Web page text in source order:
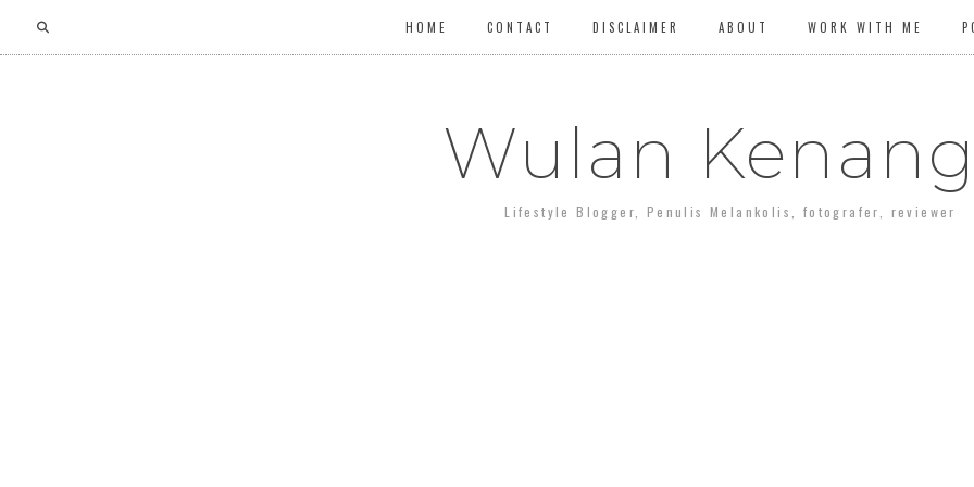
HOME CONTACT DISCLAIMER ABOUT WORK WITH ME
Wulan
Lifestyle Blogger, Penulis Melankolis, fotografer, reviewer